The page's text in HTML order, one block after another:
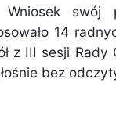
swój
14
z III sesji Rady
bez